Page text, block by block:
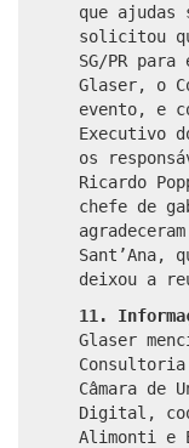
que
solicitou
SG/PR
Glaser, o
evento, e
Executivo
os
Ricardo
chefe de
Sant’Ana,
deixou a
11.
Glaser
Câmara de
Digital,
Alimonti e